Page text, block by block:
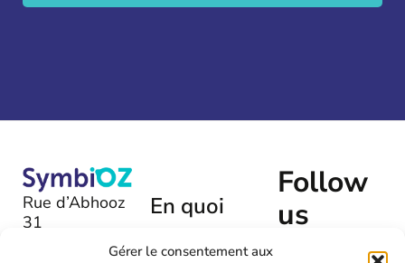
Gérer le consentement aux
Rue d’Abhooz
31
En quoi
nous
Follow
us